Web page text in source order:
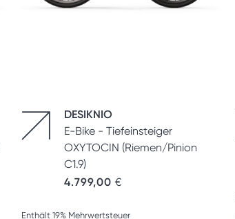
DESIKNIO
E-Bike - Tiefeinsteiger
OXYTOCIN (Riemen/Pinion
C1.9)
4.799,00 €
Enthält 19% Mehrwertsteuer